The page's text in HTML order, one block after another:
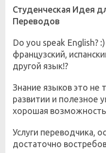
Студенческая Идея
Переводов
Do you speak English?
французский,
другой язык!?
Знание языков это не
развитии и полезное
хорошая возможность
Услуги переводчика,
достаточно